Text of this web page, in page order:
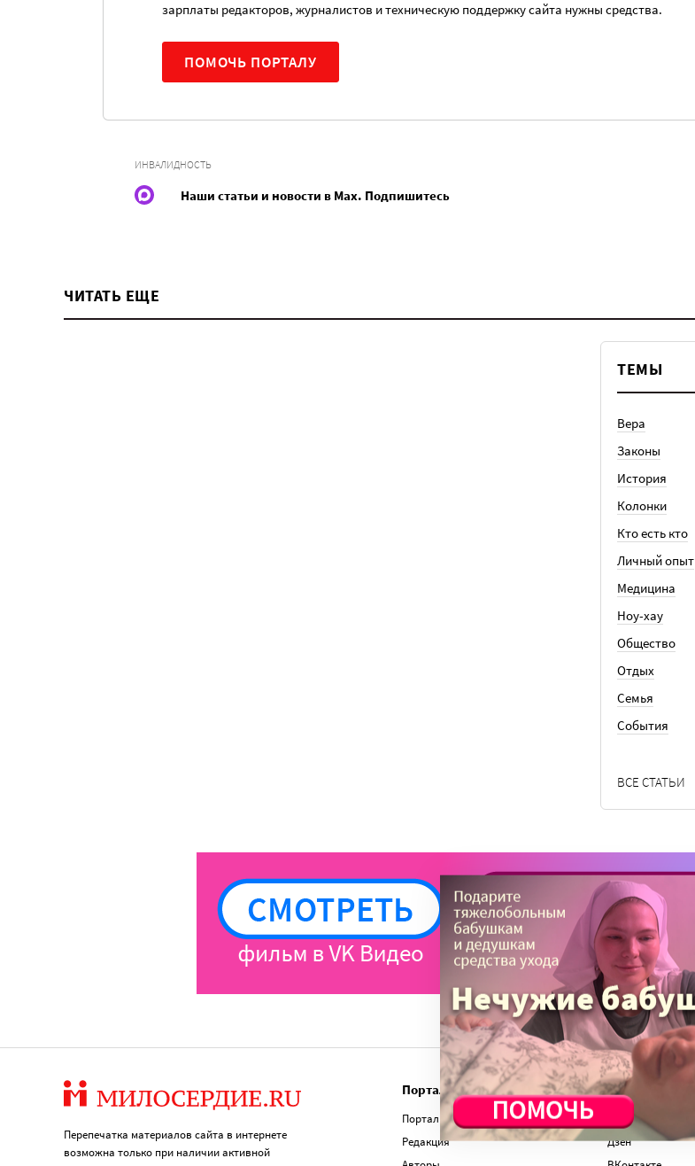
зарплаты редакторов, журналистов и техническую поддержку сайта нужны средства.
ПОМОЧЬ ПОРТАЛУ
ИНВАЛИДНОСТЬ
Наши статьи и новости в Max. Подпишитесь
ЧИТАТЬ ЕЩЕ
ТЕМЫ
Вера
Законы
История
Колонки
Кто есть кто
Личный опыт
Медицина
Ноу-хау
Общество
Отдых
Семья
События
ВСЕ СТАТЬИ
Перепечатка материалов сайта в интернете
возможна только при наличии активной
Портал
Портал Милосердие.ru
Редакция
Мы в соц.сетях
Telegram
Дзен